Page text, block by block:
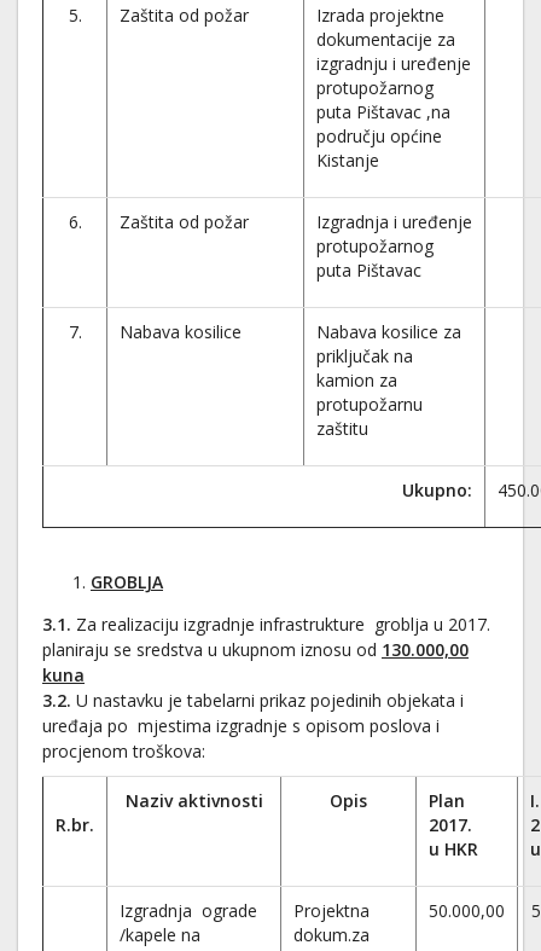
5. Zaštita od požar
Izrada projektne
dokumentacije za
izgradnju i uređenje
protupožarnog
puta Pištavac ,na
području općine
Kistanje
6. Zaštita od požar
Izgradnja i uređenje
protupožarnog
puta Pištavac
7. Nabava kosilice
Nabava kosilice za
priključak na
kamion za
protupožarnu
zaštitu
Ukupno:
GROBLJA
3.1. Za realizaciju izgradnje infrastrukture groblja u 2017.
planiraju se sredstva u ukupnom iznosu od 130.000,00
kuna
3.2. U nastavku je tabelarni prikaz pojedinih objekata i
uređaja po mjestima izgradnje s opisom poslova i
procjenom troškova:
R.br.
Naziv aktivnosti Opis
Plan
2017.
u HKR
Izgradnja ograde
/kapele na
Projektna
dokum.za
50.000,00